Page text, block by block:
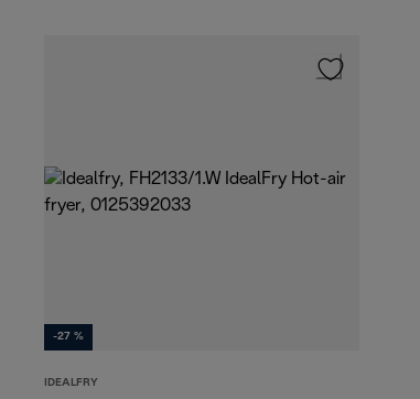
-27 %
IDEALFRY